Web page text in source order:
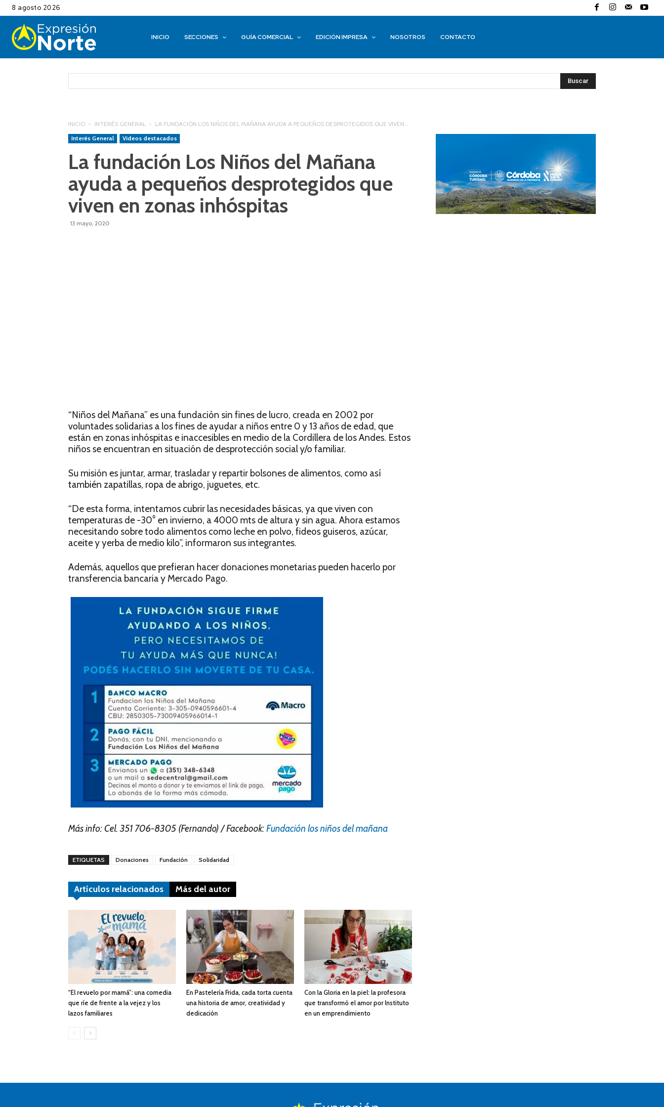
8 agosto 2026
INICIO SECCIONES GUÍA COMERCIAL EDICIÓN IMPRESA NOSOTROS CONTACTO
Buscar
INICIO INTERÉS GENERAL
LA FUNDACIÓN LOS NIÑOS DEL MAÑANA AYUDA A PEQUEÑOS DESPROTEGIDOS QUE VIVEN...
Interés General
Videos destacados
La fundación Los Niños del Mañana
ayuda a pequeños desprotegidos que
viven en zonas inhóspitas
13 mayo, 2020
“Niños del Mañana” es una fundación sin fines de lucro, creada en 2002 por
voluntades solidarias a los fines de ayudar a niños entre 0 y 13 años de edad, que
están en zonas inhóspitas e inaccesibles en medio de la Cordillera de los Andes. Estos
niños se encuentran en situación de desprotección social y/o familiar.
Su misión es juntar, armar, trasladar y repartir bolsones de alimentos, como así
también zapatillas, ropa de abrigo, juguetes, etc.
“De esta forma, intentamos cubrir las necesidades básicas, ya que viven con
temperaturas de -30° en invierno, a 4000 mts de altura y sin agua. Ahora estamos
necesitando sobre todo alimentos como leche en polvo, fideos guiseros, azúcar,
aceite y yerba de medio kilo”, informaron sus integrantes.
Además, aquellos que prefieran hacer donaciones monetarias pueden hacerlo por
transferencia bancaria y Mercado Pago.
Más info: Cel. 351 706-8305 (Fernando) / Facebook:Fundación los niños del mañana
ETIQUETAS Donaciones Fundación Solidaridad
Artículos relacionados Más del autor
“El revuelo por mamá”: una comedia
que ríe de frente a la vejez y los
lazos familiares
En Pastelería Frida, cada torta cuenta
una historia de amor, creatividad y
dedicación
Con la Gloria en la piel: la profesora
que transformó el amor por Instituto
en un emprendimiento